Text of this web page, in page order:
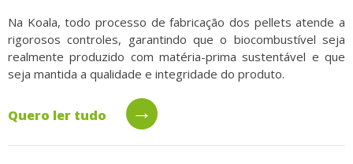
Na Koala, todo processo de fabricação dos pellets atende a
rigorosos controles, garantindo que o biocombustível seja
realmente produzido com matéria-prima sustentável e que
seja mantida a qualidade e integridade do produto.
Quero ler tudo →